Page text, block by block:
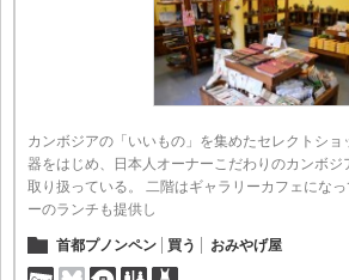
カンボジアの「いいもの」を集めたセレクトショ
器をはじめ、日本人オーナーこだわりのカンボジ
取り扱っている。 二階はギャラリーカフェにな
ーのランチも提供し
首都プノンペン 買う おみやげ屋